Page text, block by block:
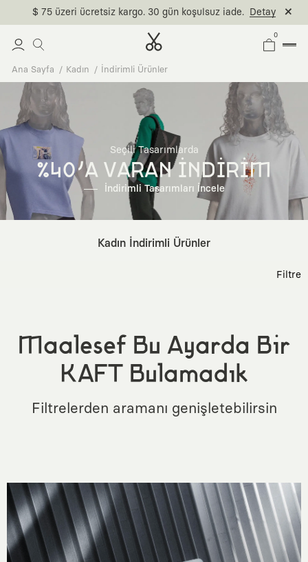
$ 75 üzeri ücretsiz kargo. 30 gün koşulsuz iade. Detay
0
Ana Sayfa Kadın İndirimli Ürünler
Seçili Tasarımlarda
%40'A VARAN İNDİRİM
İndirimli Tasarımları İncele
Kadın İndirimli Ürünler
Filtre
Maalesef Bu Ayarda Bir
KAFT Bulamadık
Filtrelerden aramanı genişletebilirsin